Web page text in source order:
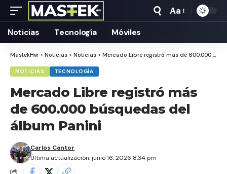
Tamaño
Aa
Noticias Tecnología Móviles
MastekHw > Noticias > Noticias > Mercado Libre registró más de 600.000 búsquedas del álbum Panini
NOTICIAS TECNOLOGÍA
Mercado Libre registró más
de 600.000 búsquedas del
álbum Panini
Última actualización: junio 16, 2026 8:34 pm
Carlos Cantor